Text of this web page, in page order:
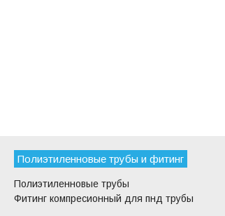
Полиэтиленновые трубы и фитинг
Полиэтиленновые трубы
Фитинг компресионный для пнд трубы